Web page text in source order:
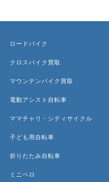
ロードバイク
クロスバイク買取
マウンテンバイク買取
電動アシスト自転車
ママチャリ・シティサイクル
子ども用自転車
折りたたみ自転車
ミニベロ